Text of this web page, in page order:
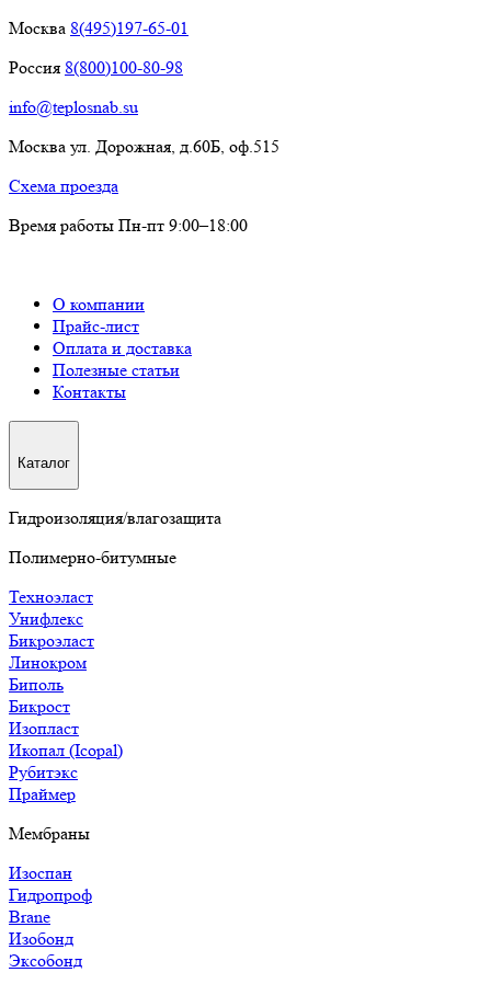
Москва 8(495)197-65-01
Россия 8(800)100-80-98
info@teplosnab.su
Москва ул. Дорожная, д.60Б, оф.515
Схема проезда
Время работы Пн-пт 9:00–18:00
О компании
Прайс-лист
Оплата и доставка
Полезные статьи
Контакты
Каталог
Гидроизоляция/влагозащита
Полимерно-битумные
Техноэласт
Унифлекс
Бикроэласт
Линокром
Биполь
Бикрост
Изопласт
Икопал (Icopal)
Рубитэкс
Праймер
Мембраны
Изоспан
Гидропроф
Brane
Изобонд
Эксобонд